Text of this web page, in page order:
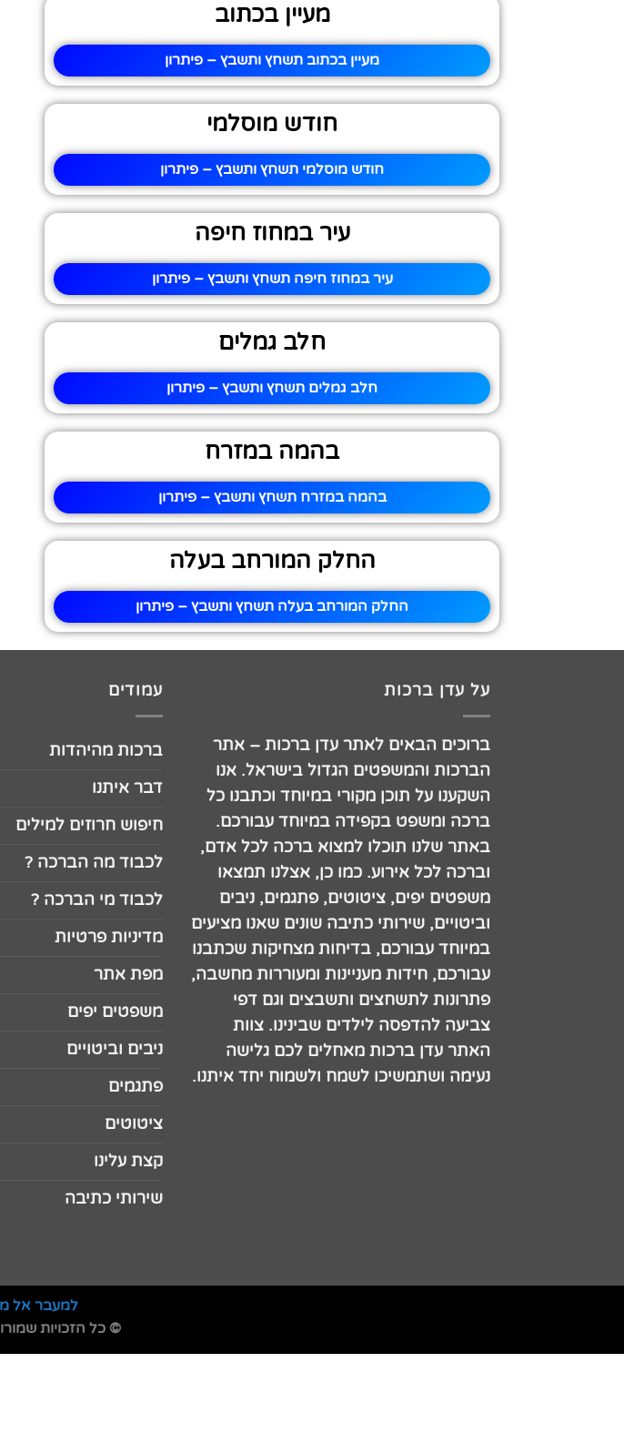
מעיין בכתוב
מעיין בכתוב תשחץ ותשבץ – פיתרון
חודש מוסלמי
חודש מוסלמי תשחץ ותשבץ – פיתרון
עיר במחוז חיפה
עיר במחוז חיפה תשחץ ותשבץ – פיתרון
חלב גמלים
חלב גמלים תשחץ ותשבץ – פיתרון
בהמה במזרח
בהמה במזרח תשחץ ותשבץ – פיתרון
החלק המורחב בעלה
החלק המורחב בעלה תשחץ ותשבץ – פיתרון
על עדן ברכות
ברוכים הבאים לאתר עדן ברכות – אתר
הברכות והמשפטים הגדול בישראל. אנו
השקענו על תוכן מקורי במיוחד וכתבנו כל
ברכה ומשפט בקפידה במיוחד עבורכם.
באתר שלנו תוכלו למצוא ברכה לכל אדם,
וברכה לכל אירוע. כמו כן, אצלנו תמצאו
משפטים יפים, ציטוטים, פתגמים, ניבים
וביטויים, שירותי כתיבה שונים שאנו מציעים
במיוחד עבורכם, בדיחות מצחיקות שכתבנו
עבורכם, חידות מעניינות ומעוררות מחשבה,
פתרונות לתשחצים ותשבצים וגם דפי
צביעה להדפסה לילדים שבינינו. צוות
האתר עדן ברכות מאחלים לכם גלישה
נעימה ושתמשיכו לשמח ולשמוח יחד איתנו.
עמודים
ברכות מהיהדות
דבר איתנו
חיפוש חרוזים למילים
לכבוד מה הברכה ?
לכבוד מי הברכה ?
מדיניות פרטיות
מפת אתר
משפטים יפים
ניבים וביטויים
פתגמים
ציטוטים
קצת עלינו
שירותי כתיבה
למעבר אל
© כל הזכויות שמורות